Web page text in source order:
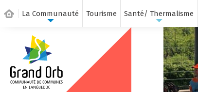
La Communauté Tourisme Santé/ Thermalisme